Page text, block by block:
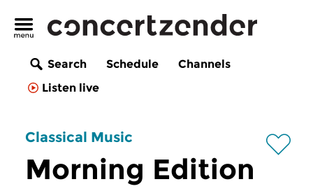
Search Schedule
Channels
Listen live
Classical Music
Morning Edition